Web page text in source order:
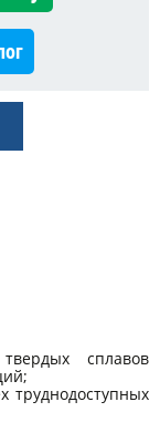
сплавов
труднодоступных